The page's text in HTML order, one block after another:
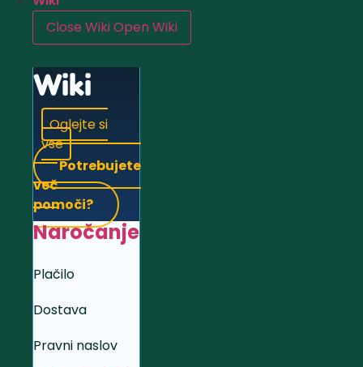
Close WikiOpen Wiki
Wiki
Oglejte si
vse
Potrebujete
več
pomoči?
Naročanje
Plačilo
Dostava
Pravni naslov